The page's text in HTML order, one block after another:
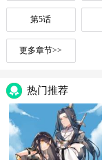
第5话
更多章节>>
热门推荐